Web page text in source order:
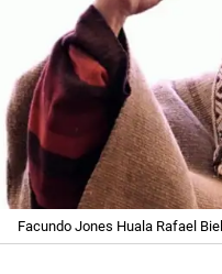
Facundo Jones Huala Rafael